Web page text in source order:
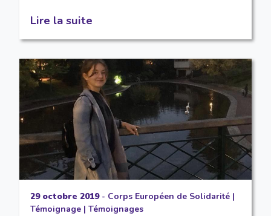
Lire la suite
29 octobre 2019- Corps Européen de Solidarité|
Témoignage| Témoignages